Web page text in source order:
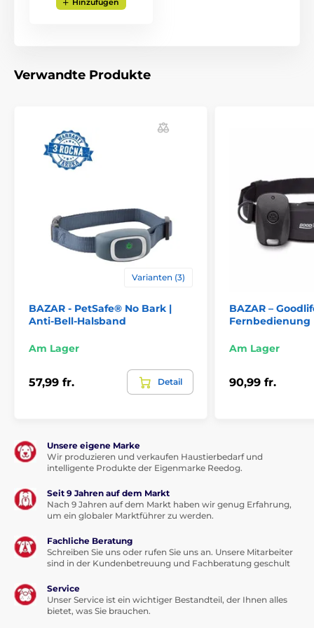
und klein. Das Halsband ist wasserdicht und über das
Bellerkennung
Das Halsband nutzt zur Bellerkennung
Geräusch
und verfügt über eine
Stufen – niedrig, mittel und hoch
. Stellen Sie eine
hohe Bell-Empfindlichkeit ein, korrigiert das Halsband
den Hund bereits bei leisem Bellen. Sie bestimmen
also selbst, welche Belllautstärke bereits zu viel ist.
Dank der Erkennung über Geräusch ist es
Patpet B470 bietet eineTon- und
Sprayfunktion mit einstellbarer
groß). Beim ersten Bellen warnt das Halsband den
Hund mit einem kurzen Signalton. Kommt innerhalb
Spraykorrektur. Der Ton des Halsbandes kann nicht
eingestellt oder ausgeschaltet werden.
Das Halsband Patpet B470 verwendet zur
Stromversorgung einen
Hinzufügen
Verwandte Produkte
Varianten (3)
BAZAR - PetSafe® No Bark |
Anti-Bell-Halsband
Am Lager
57,99 fr. Detail
BAZAR –
Fernbedienung
Am Lager
90,99 fr.
Unsere eigene Marke
Wir produzieren und verkaufen Haustierbedarf und
intelligente Produkte der Eigenmarke Reedog.
Seit 9 Jahren auf dem Markt
Nach 9 Jahren auf dem Markt haben wir genug Erfahrung,
um ein globaler Marktführer zu werden.
Fachliche Beratung
Schreiben Sie uns oder rufen Sie uns an. Unsere Mitarbeiter
sind in der Kundenbetreuung und Fachberatung geschult
Service
Unser Service ist ein wichtiger Bestandteil, der Ihnen alles
bietet, was Sie brauchen.